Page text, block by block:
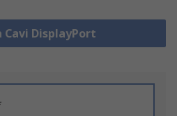
Cavi DisplayPort